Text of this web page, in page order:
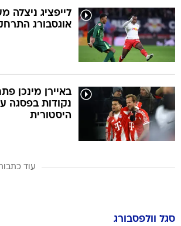
לייפציג ניצלה
אוגסבורג
נקודות בפסגה
היסטורית
עוד
סגל וולפסבורג